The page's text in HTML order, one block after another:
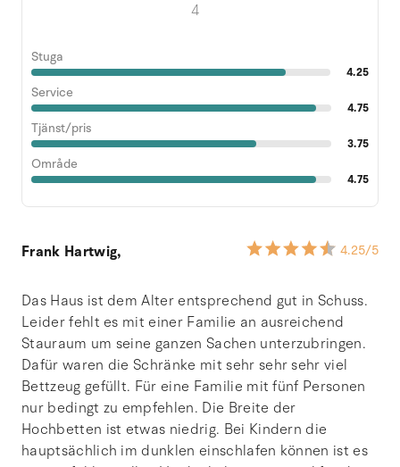
4
Stuga
4.25
Service
4.75
Tjänst/pris
3.75
Område
4.75
Frank Hartwig, 4.25/5
Das Haus ist dem Alter entsprechend gut in Schuss.
Leider fehlt es mit einer Familie an ausreichend
Stauraum um seine ganzen Sachen unterzubringen.
Dafür waren die Schränke mit sehr sehr sehr viel
Bettzeug gefüllt. Für eine Familie mit fünf Personen
nur bedingt zu empfehlen. Die Breite der
Hochbetten ist etwas niedrig. Bei Kindern die
hauptsächlich im dunklen einschlafen können ist es